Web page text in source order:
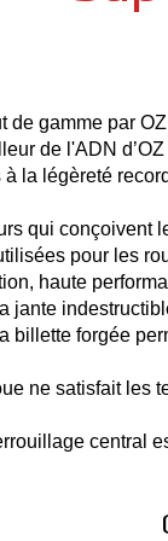
de gamme par
de l'ADN d’OZ
la légèreté
qui conçoivent
pour les
haute
jante
billette forgée
ne satisfait les
central